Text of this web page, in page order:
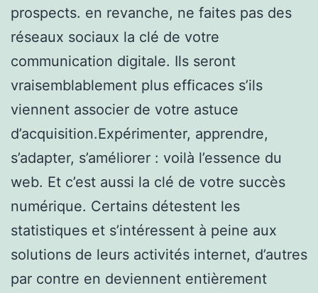
prospects. en revanche, ne faites pas des
réseaux sociaux la clé de votre
communication digitale. Ils seront
vraisemblablement plus efficaces s’ils
viennent associer de votre astuce
d’acquisition.Expérimenter, apprendre,
s’adapter, s’améliorer : voilà l’essence du
web. Et c’est aussi la clé de votre succès
numérique. Certains détestent les
statistiques et s’intéressent à peine aux
solutions de leurs activités internet, d’autres
par contre en deviennent entièrement